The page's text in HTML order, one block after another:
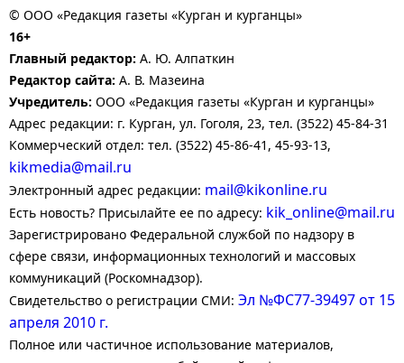
© ООО «Редакция газеты «Курган и курганцы»
16+
Главный редактор: А. Ю. Алпаткин
Редактор сайта: А. В. Мазеина
Учредитель: ООО «Редакция газеты «Курган и курганцы»
Адрес редакции: г. Курган, ул. Гоголя, 23, тел. (3522) 45-84-31
Коммерческий отдел: тел. (3522) 45-86-41, 45-93-13,
kikmedia@mail.ru
Электронный адрес редакции: mail@kikonline.ru
Есть новость? Присылайте ее по адресу: kik_online@mail.ru
Зарегистрировано Федеральной службой по надзору в
сфере связи, информационных технологий и массовых
коммуникаций (Роскомнадзор).
Свидетельство о регистрации СМИ: Эл №ФС77-39497 от 15
апреля 2010 г.
Полное или частичное использование материалов,